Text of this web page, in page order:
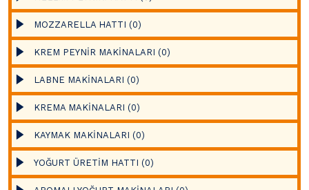
MOZZARELLA HATTI (0)
KREM PEYNİR MAKİNALARI (0)
LABNE MAKİNALARI (0)
KREMA MAKİNALARI (0)
KAYMAK MAKİNALARI (0)
YOĞURT ÜRETİM HATTI (0)